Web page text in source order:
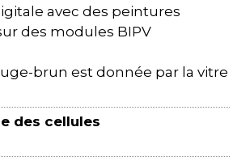
avec des peintures
des modules BIPV
brun est donnée par la vitre
des cellules